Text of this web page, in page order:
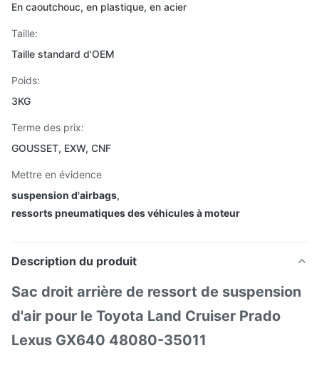
En caoutchouc, en plastique, en acier
Taille:
Taille standard d'OEM
Poids:
3KG
Terme des prix:
GOUSSET, EXW, CNF
Mettre en évidence
suspension d'airbags,
ressorts pneumatiques des véhicules à moteur
Description du produit
Sac droit arrière de ressort de suspension
d'air pour le Toyota Land Cruiser Prado
Lexus GX640 48080-35011